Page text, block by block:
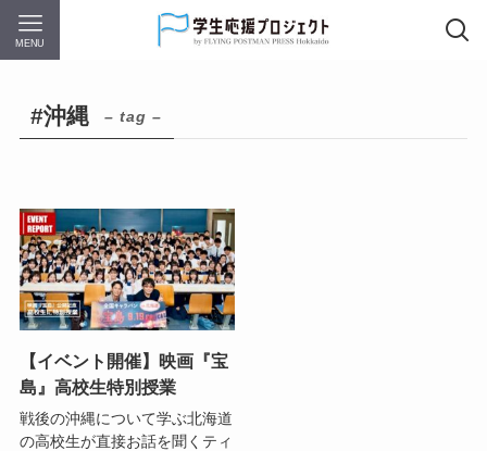
MENU
#沖縄 – tag –
【イベント開催】映画『宝
島』高校生特別授業
戦後の沖縄について学ぶ北海道
の高校生が直接お話を聞くティ